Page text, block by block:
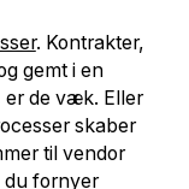
. Kontrakter,
gemt i en
er de væk. Eller
skaber
til vendor
du fornyer